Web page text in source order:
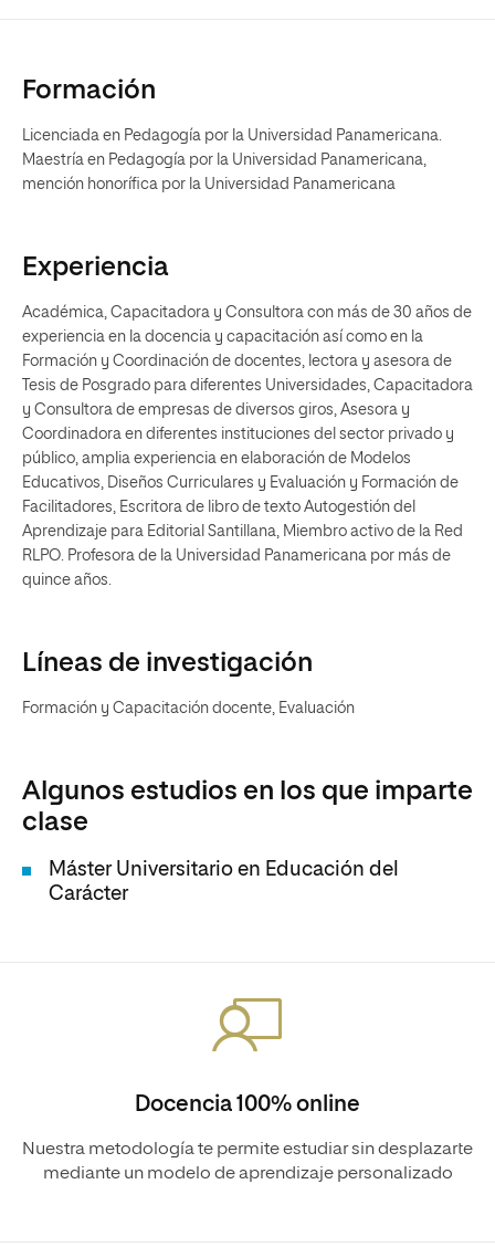
Formación
Licenciada en Pedagogía por la Universidad Panamericana.
Maestría en Pedagogía por la Universidad Panamericana,
mención honorífica por la Universidad Panamericana
Experiencia
Académica, Capacitadora y Consultora con más de 30 años de
experiencia en la docencia y capacitación así como en la
Formación y Coordinación de docentes, lectora y asesora de
Tesis de Posgrado para diferentes Universidades, Capacitadora
y Consultora de empresas de diversos giros, Asesora y
Coordinadora en diferentes instituciones del sector privado y
público, amplia experiencia en elaboración de Modelos
Educativos, Diseños Curriculares y Evaluación y Formación de
Facilitadores, Escritora de libro de texto Autogestión del
Aprendizaje para Editorial Santillana, Miembro activo de la Red
RLPO. Profesora de la Universidad Panamericana por más de
quince años.
Líneas de investigación
Formación y Capacitación docente, Evaluación
Algunos estudios en los que imparte
clase
Máster Universitario en Educación del
Carácter
Docencia 100% online
Nuestra metodología te permite estudiar sin desplazarte
mediante un modelo de aprendizaje personalizado